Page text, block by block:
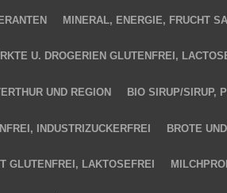
MINERAL, ENERGIE, FRUCHT
U. DROGERIEN GLUTENFREI,
UND REGION BIO SIRUP/SIRUP,
INDUSTRIZUCKERFREI BROTE
GLUTENFREI, LAKTOSEFREI